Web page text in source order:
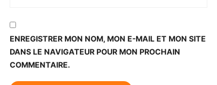
ENREGISTRER MON NOM, MON E-MAIL ET MON SITE
DANS LE NAVIGATEUR POUR MON PROCHAIN
COMMENTAIRE.